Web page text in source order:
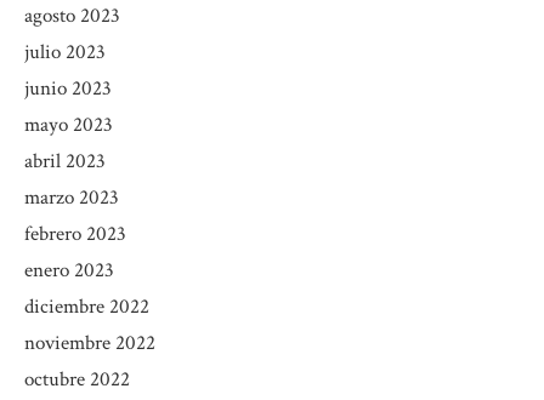
agosto 2023
julio 2023
junio 2023
mayo 2023
abril 2023
marzo 2023
febrero 2023
enero 2023
diciembre 2022
noviembre 2022
octubre 2022